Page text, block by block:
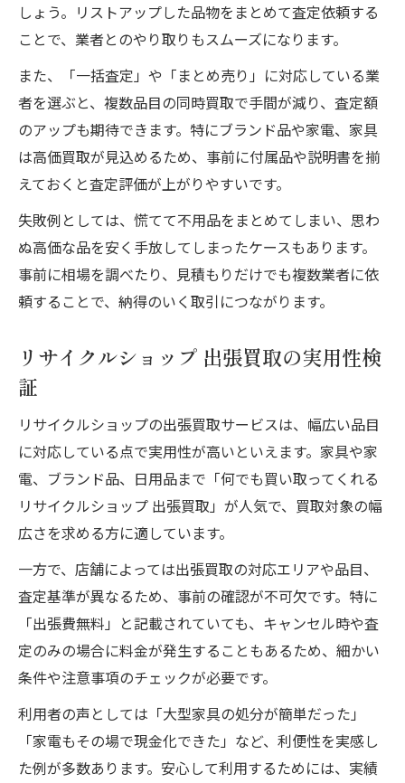
しょう。リストアップした品物をまとめて査定依頼する
ことで、業者とのやり取りもスムーズになります。
また、「一括査定」や「まとめ売り」に対応している業
者を選ぶと、複数品目の同時買取で手間が減り、査定額
のアップも期待できます。特にブランド品や家電、家具
は高価買取が見込めるため、事前に付属品や説明書を揃
えておくと査定評価が上がりやすいです。
失敗例としては、慌てて不用品をまとめてしまい、思わ
ぬ高価な品を安く手放してしまったケースもあります。
事前に相場を調べたり、見積もりだけでも複数業者に依
頼することで、納得のいく取引につながります。
リサイクルショップ 出張買取の実用性検
証
リサイクルショップの出張買取サービスは、幅広い品目
に対応している点で実用性が高いといえます。家具や家
電、ブランド品、日用品まで「何でも買い取ってくれる
リサイクルショップ 出張買取」が人気で、買取対象の幅
広さを求める方に適しています。
一方で、店舗によっては出張買取の対応エリアや品目、
査定基準が異なるため、事前の確認が不可欠です。特に
「出張費無料」と記載されていても、キャンセル時や査
定のみの場合に料金が発生することもあるため、細かい
条件や注意事項のチェックが必要です。
利用者の声としては「大型家具の処分が簡単だった」
「家電もその場で現金化できた」など、利便性を実感し
た例が多数あります。安心して利用するためには、実績